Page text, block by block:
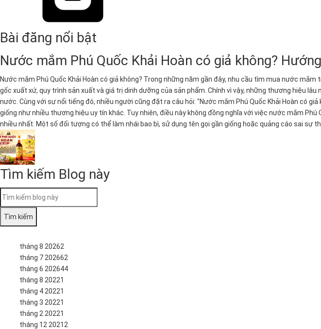
Bài đăng nổi bật
Nước mắm Phú Quốc Khải Hoàn có giả không?
Nước mắm Phú Quốc Khải Hoàn có giả không? Trong những năm gần đây, nhu cầu tìm mua nước
gốc xuất xứ, quy trình sản xuất và giá trị dinh dưỡng của sản phẩm. Chính vì vậy, những thương hiệu
nước. Cùng với sự nổi tiếng đó, nhiều người cũng đặt ra câu hỏi: "Nước mắm Phú Quốc Khải Hoàn có
giống như nhiều thương hiệu uy tín khác. Tuy nhiên, điều này không đồng nghĩa với việc nước mắm
nhiều nhất. Một số đối tượng có thể làm nhái bao bì, sử dụng tên gọi gần giống hoặc quảng cáo sai sự
Tìm kiếm Blog này
tháng 8 20262
tháng 7 202662
tháng 6 202644
tháng 8 20221
tháng 4 20221
tháng 3 20221
tháng 2 20221
tháng 12 2021 2